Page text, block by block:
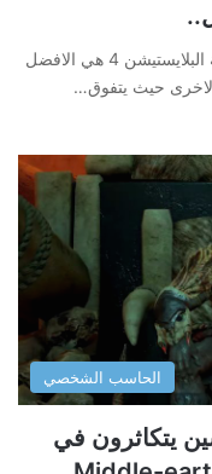
تعودنا خلال هذا الجيل ان تكون نسخة البلايستيشن 4 هي الافضل
حيث يتفوق…
الحاسب الشخصي
يتكاثرون في